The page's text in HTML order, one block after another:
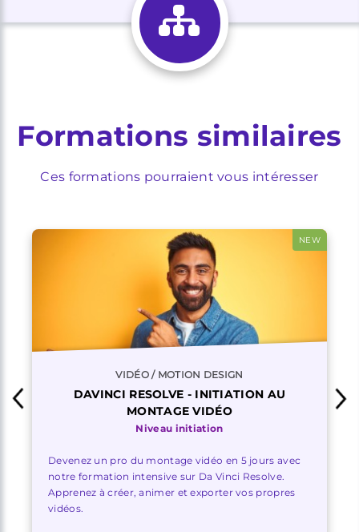
Formations similaires
Ces formations pourraient vous intéresser
NEW
VIDÉO / MOTION DESIGN
DAVINCI RESOLVE - INITIATION AU
MONTAGE VIDÉO
Niveau initiation
Devenez un pro du montage vidéo en 5 jours avec
notre formation intensive sur Da Vinci Resolve.
Apprenez à créer, animer et exporter vos propres
vidéos.